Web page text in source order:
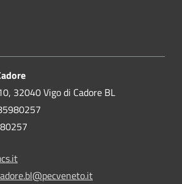
32040 Vigo di Cadore BL